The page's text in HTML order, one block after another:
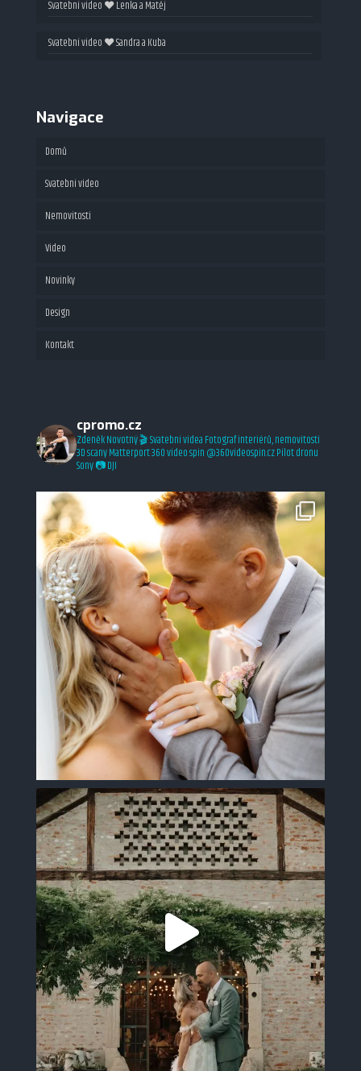
Svatební video ❤ Lenka a Matěj
Svatební video ❤ Sandra a Kuba
Navigace
Domů
Svatební video
Nemovitosti
Fotografie
Videoprohlídky
Virtuální prohlídky
Virtual staging
Video
Maturitní video
Videoprohlídky nemovitostí
360 video spin
Novinky
Design
Webové stránky
Kontakt
cpromo.cz
Zdeněk Novotný 🎬Svatební videa Fotograf interiérů, nemovitostí
3D scany Matterport360 video spin @360videospin.czPilot dronu
Sony 📷 DJI